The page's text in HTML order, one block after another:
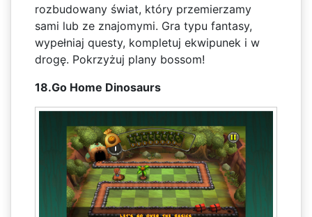
rozbudowany świat, który przemierzamy
sami lub ze znajomymi. Gra typu fantasy,
wypełniaj questy, kompletuj ekwipunek i w
drogę. Pokrzyżuj plany bossom!
18.Go Home Dinosaurs